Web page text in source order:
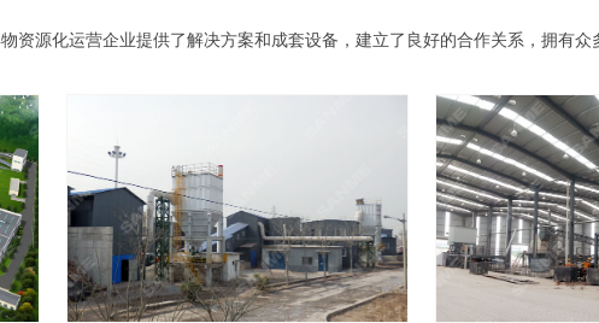
资源化运营企业提供了解决方案和成套设备，建立了良好的合作关系，拥有众